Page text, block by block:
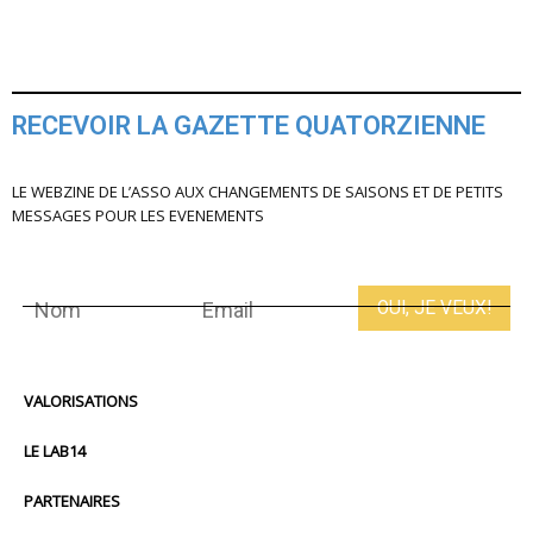
RECEVOIR LA GAZETTE QUATORZIENNE
LE WEBZINE DE L’ASSO AUX CHANGEMENTS DE SAISONS ET DE PETITS
MESSAGES POUR LES EVENEMENTS
VALORISATIONS
LE LAB14
PARTENAIRES